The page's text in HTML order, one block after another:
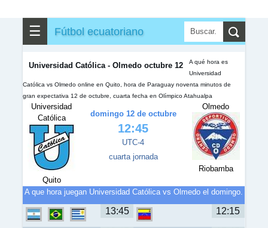
☰ Fútbol ecuatoriano
Universidad Católica - Olmedo octubre 12
A qué hora es
Universidad
Católica vs Olmedo online en Quito, hora de Paraguay noventa minutos de
gran expectativa 12 de octubre, cuarta fecha en Olímpico Atahualpa
Universidad
Católica
Quito
domingo 12 de octubre
12:45
UTC-4
cuarta jornada
Olmedo
Riobamba
A que hora juegan Universidad Católica vs Olmedo el domingo.
13:45 12:15